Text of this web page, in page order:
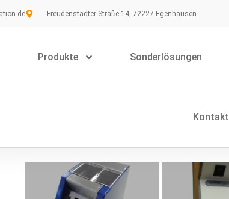
Freudenstädter Straße 14, 72227 Egenhausen
Produkte Sonderlösungen
Kontakt